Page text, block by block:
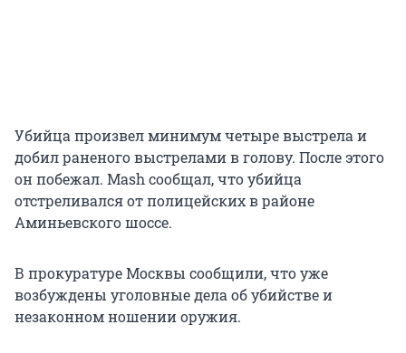
Убийца произвел минимум четыре выстрела и
добил раненого выстрелами в голову. После этого
он побежал. Mash сообщал, что убийца
отстреливался от полицейских в районе
Аминьевского шоссе.
В прокуратуре Москвы сообщили, что уже
возбуждены уголовные дела об убийстве и
незаконном ношении оружия.